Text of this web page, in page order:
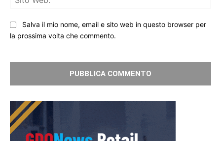
Salva il mio nome, email e sito web in questo browser per
la prossima volta che commento.